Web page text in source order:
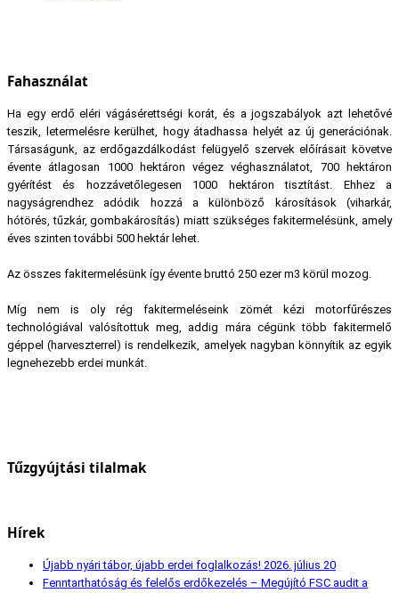
Fahasználat
Ha egy erdő eléri vágásérettségi korát, és a jogszabályok azt lehetővé
teszik, letermelésre kerülhet, hogy átadhassa helyét az új generációnak.
Társaságunk, az erdőgazdálkodást felügyelő szervek előírásait követve
évente átlagosan 1000 hektáron végez véghasználatot, 700 hektáron
gyérítést és hozzávetőlegesen 1000 hektáron tisztítást. Ehhez a
nagyságrendhez adódik hozzá a különböző károsítások (viharkár,
hótörés, tűzkár, gombakárosítás) miatt szükséges fakitermelésünk, amely
éves szinten további 500 hektár lehet.
Az összes fakitermelésünk így évente bruttó 250 ezer m3 körül mozog.
Míg nem is oly rég fakitermeléseink zömét kézi motorfűrészes
technológiával valósítottuk meg, addig mára cégünk több fakitermelő
géppel (harveszterrel) is rendelkezik, amelyek nagyban könnyítik az egyik
legnehezebb erdei munkát.
Tűzgyújtási tilalmak
Hírek
Újabb nyári tábor, újabb erdei foglalkozás! 2026. július 20
Fenntarthatóság és felelős erdőkezelés – Megújító FSC audit a